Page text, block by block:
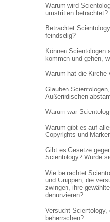
Warum wird
umstritten betrachtet?
Betrachtet
feindselig?
Können Scientologen
kommen und gehen,
Warum hat die Kirche
Glauben
Außerirdischen
Warum war
Warum gibt es auf
Copyrights und
Gibt es Gesetze
Scientology? Wurde
Wie betrachtet
und Gruppen, die
zwingen, ihre
denunzieren?
Versucht Scientology,
beherrschen?